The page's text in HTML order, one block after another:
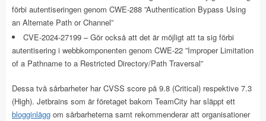
förbi autentiseringen genom CWE-288 ”Authentication Bypass Using
an Alternate Path or Channel”
CVE-2024-27199 – Gör också att det är möjligt att ta sig förbi
autentisering i webbkomponenten genom CWE-22 ”Improper Limitation
of a Pathname to a Restricted Directory/Path Traversal”
Dessa två sårbarheter har CVSS score på 9.8 (Critical) respektive 7.3
(High). Jetbrains som är företaget bakom TeamCity har släppt ett
blogginlägg om sårbarheterna samt rekommenderar att organisationer